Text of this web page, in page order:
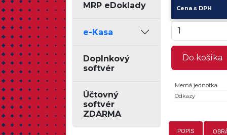
MRP eDoklady
e-Kasa
Doplnkový
softvér
Účtovný
softvér
ZDARMA
Cena s DPH
Do košíka
Merná jednotka
Odkazy
POPIS